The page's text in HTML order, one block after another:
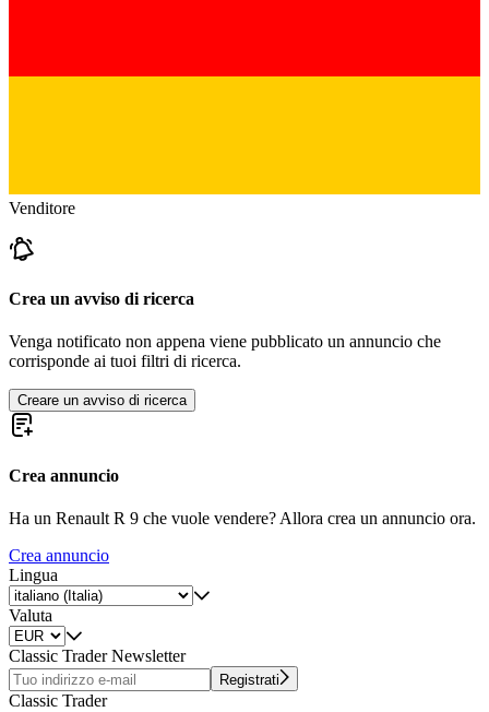
Venditore
Crea un avviso di ricerca
Venga notificato non appena viene pubblicato un annuncio che
corrisponde ai tuoi filtri di ricerca.
Creare un avviso di ricerca
Crea annuncio
Ha un Renault R 9 che vuole vendere? Allora crea un annuncio ora.
Crea annuncio
Lingua
Valuta
Classic Trader Newsletter
Registrati
Classic Trader